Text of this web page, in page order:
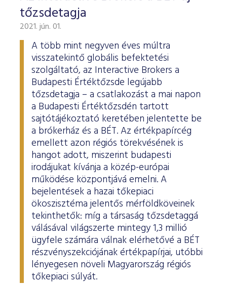
tőzsdetagja
2021. jún. 01.
A több mint negyven éves múltra
visszatekintő globális befektetési
szolgáltató, az Interactive Brokers a
Budapesti Értéktőzsde legújabb
tőzsdetagja – a csatlakozást a mai napon
a Budapesti Értéktőzsdén tartott
sajtótájékoztató keretében jelentette be
a brókerház és a BÉT. Az értékpapírcég
emellett azon régiós törekvésének is
hangot adott, miszerint budapesti
irodájukat kívánja a közép-európai
működése központjává emelni. A
bejelentések a hazai tőkepiaci
ökoszisztéma jelentős mérföldköveinek
tekinthetők: míg a társaság tőzsdetaggá
válásával világszerte mintegy 1,3 millió
ügyfele számára válnak elérhetővé a BÉT
részvényszekciójának értékpapírjai, utóbbi
lényegesen növeli Magyarország régiós
tőkepiaci súlyát.